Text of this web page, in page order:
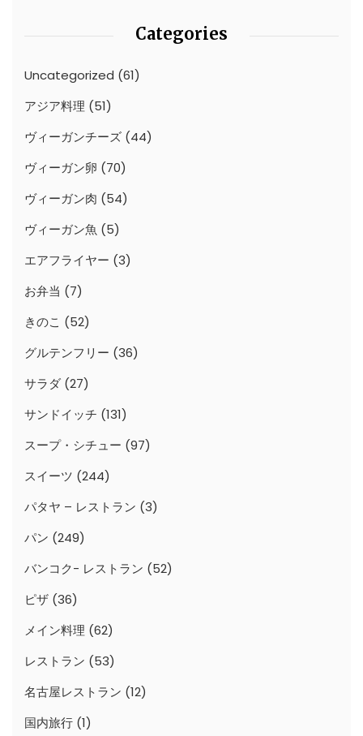
Categories
Uncategorized (61)
アジア料理 (51)
ヴィーガンチーズ (44)
ヴィーガン卵 (70)
ヴィーガン肉 (54)
ヴィーガン魚 (5)
エアフライヤー (3)
お弁当 (7)
きのこ (52)
グルテンフリー (36)
サラダ (27)
サンドイッチ (131)
スープ・シチュー (97)
スイーツ (244)
パタヤ – レストラン (3)
パン (249)
バンコク- レストラン (52)
ピザ (36)
メイン料理 (62)
レストラン (53)
名古屋レストラン (12)
国内旅行 (1)